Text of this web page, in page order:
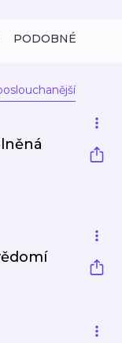
PODOBNÉ